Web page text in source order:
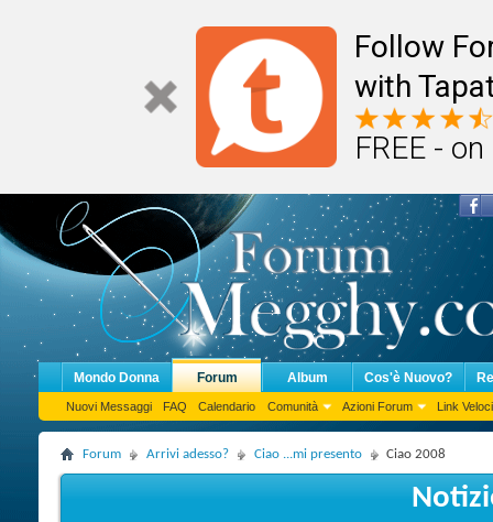
Follow
with
FREE -
Mondo Donna Forum
Nuovi Messaggi FAQ Calendario Comunità Azioni Forum Link Veloci
Album Cos'è Nuovo?
Forum Arrivi adesso? Ciao ...mi presento Ciao 2008